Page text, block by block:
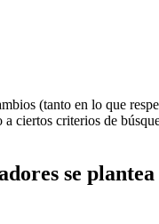
(tanto en lo que
ciertos criterios de
se plantea